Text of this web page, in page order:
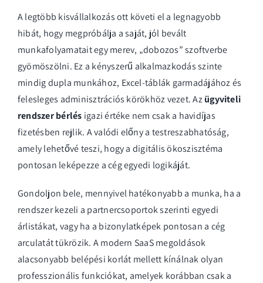
A legtöbb kisvállalkozás ott követi el a legnagyobb
hibát, hogy megpróbálja a saját, jól bevált
munkafolyamatait egy merev, „dobozos” szoftverbe
gyömöszölni. Ez a kényszerű alkalmazkodás szinte
mindig dupla munkához, Excel-táblák garmadájához és
felesleges adminisztrációs körökhöz vezet. Azügyviteli
rendszer bérlés igazi értéke nem csak a havidíjas
fizetésben rejlik. A valódi előny a testreszabhatóság,
amely lehetővé teszi, hogy a digitális ökoszisztéma
pontosan leképezze a cég egyedi logikáját.
Gondoljon bele, mennyivel hatékonyabb a munka, ha a
rendszer kezeli a partnercsoportok szerinti egyedi
árlistákat, vagy ha a bizonylatképek pontosan a cég
arculatát tükrözik. A modern SaaS megoldások
alacsonyabb belépési korlát mellett kínálnak olyan
professzionális funkciókat, amelyek korábban csak a